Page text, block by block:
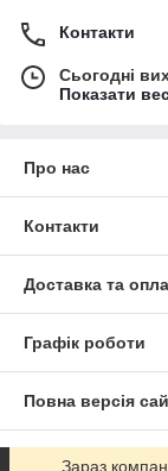
Контакти
Сьогодні
Показати
Про нас
Контакти
Доставка та
Графік роботи
Повна версія
Сайт створено
Зараз